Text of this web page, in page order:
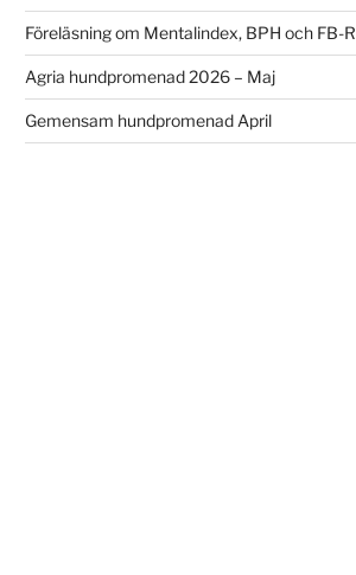
Föreläsning om Mentalindex, BPH och FB-R
Agria hundpromenad 2026 – Maj
Gemensam hundpromenad April